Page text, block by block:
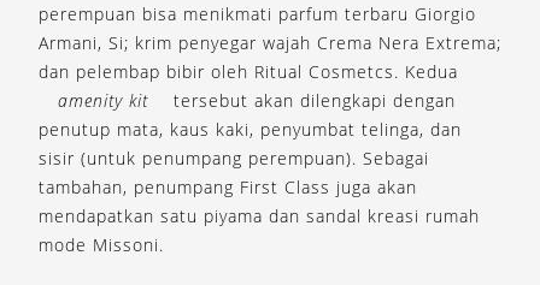
perempuan bisa menikmati parfum terbaru Giorgio
Armani, Si; krim penyegar wajah Crema Nera Extrema;
dan pelembap bibir oleh Ritual Cosmetcs. Kedua
amenity kit
tersebut akan dilengkapi dengan
penutup mata, kaus kaki, penyumbat telinga, dan
sisir (untuk penumpang perempuan). Sebagai
tambahan, penumpang First Class juga akan
mendapatkan satu piyama dan sandal kreasi rumah
mode Missoni.